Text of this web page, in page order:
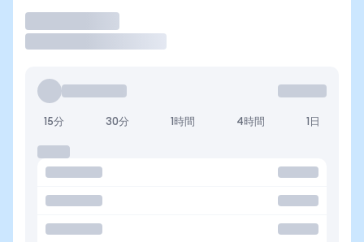
15分 30分 1時間 4時間 1日